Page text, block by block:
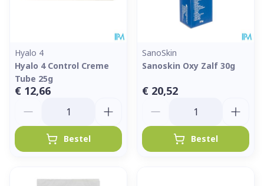
Hyalo 4
Hyalo 4 Control Creme
Tube 25g
€ 12,66
Bestel
SanoSkin
Sanoskin Oxy Zalf 30g
€ 20,52
Bestel